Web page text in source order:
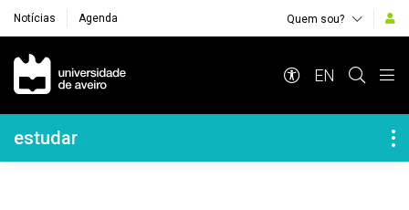
Notícias Agenda Quem sou?
Navegação Principal
EN
Navegação Lateral
estudar